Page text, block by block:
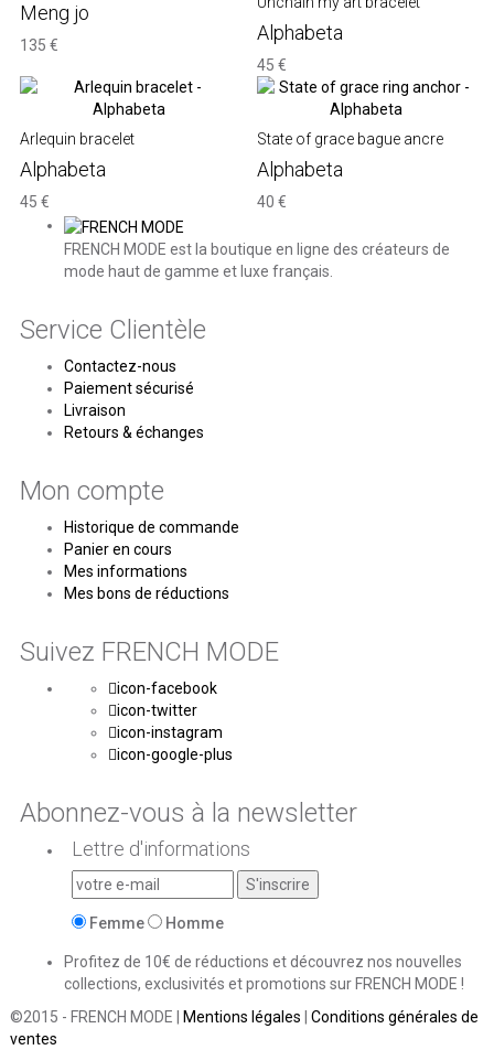
Meng jo
135 €
Alphabeta
45 €
Arlequin bracelet
Alphabeta
45 €
State of grace bague ancre
Alphabeta
40 €
FRENCH MODE est la boutique en ligne des créateurs de
mode haut de gamme et luxe français.
Service Clientèle
Contactez-nous
Paiement sécurisé
Livraison
Retours & échanges
Mon compte
Historique de commande
Panier en cours
Mes informations
Mes bons de réductions
Suivez FRENCH MODE
icon-facebook
icon-twitter
icon-instagram
icon-google-plus
Abonnez-vous à la newsletter
Lettre d'informations
Femme Homme
Profitez de 10€ de réductions et découvrez nos nouvelles
collections, exclusivités et promotions sur FRENCH MODE !
©2015 - FRENCH MODE |
Mentions légales
Conditions générales de
ventes